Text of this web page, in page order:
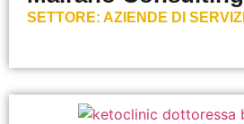
SETTORE: AZIENDE DI SERVIZI